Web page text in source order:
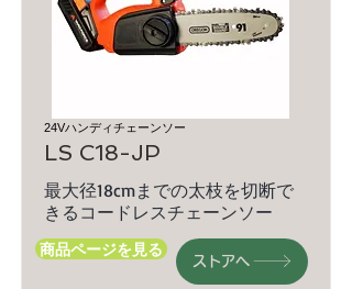
24Vハンディチェーンソー
LS C18-JP
最大径18cmまでの太枝を切断で
きるコードレスチェーンソー
商品ページを見る
ストアへ